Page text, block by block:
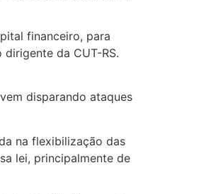
financeiro, para
da CUT-RS.
disparando ataques
na flexibilização das
lei, principalmente de